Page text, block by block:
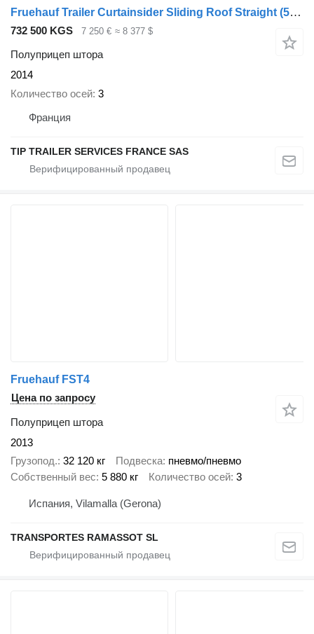
Fruehauf Trailer Curtainsider Sliding Roof Straight (552455)
732 500 KGS
7 250 € ≈ 8 377 $
Полуприцеп штора
2014
Количество осей 3
Франция
TIP TRAILER SERVICES FRANCE SAS
Fruehauf FST4
Цена по запросу
Полуприцеп штора
2013
Грузопод. 32 120 кг Подвеска пневмо/пневмо
Собственный вес 5 880 кг Количество осей 3
Испания, Vilamalla (Gerona)
TRANSPORTES RAMASSOT SL